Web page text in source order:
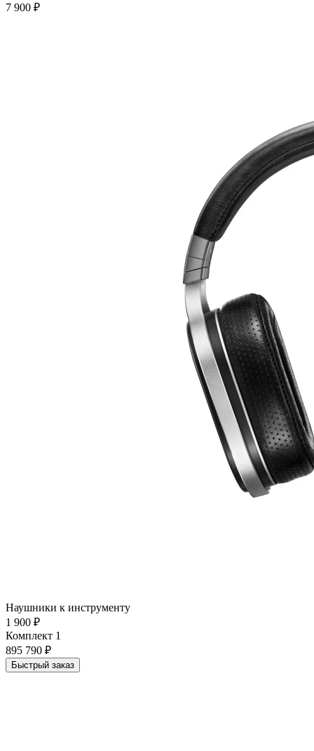
7 900 ₽
Наушники к инструменту
1 900 ₽
Комплект 1
895 790 ₽
Быстрый заказ